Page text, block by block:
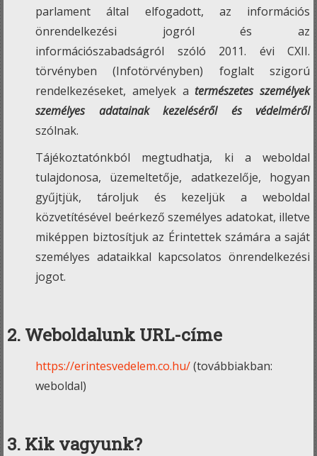
parlament által elfogadott, az információs
önrendelkezési jogról és az
információszabadságról szóló 2011. évi CXII.
törvényben (Infotörvényben) foglalt szigorú
rendelkezéseket, amelyek atermészetes személyek
személyes adatainak kezeléséről és védelméről
szólnak.
Tájékoztatónkból megtudhatja, ki a weboldal
tulajdonosa, üzemeltetője, adatkezelője, hogyan
gyűjtjük, tároljuk és kezeljük a weboldal
közvetítésével beérkező személyes adatokat, illetve
miképpen biztosítjuk az Érintettek számára a saját
személyes adataikkal kapcsolatos önrendelkezési
jogot.
2. Weboldalunk URL-címe
https://erintesvedelem.co.hu/(továbbiakban:
weboldal)
3. Kik vagyunk?